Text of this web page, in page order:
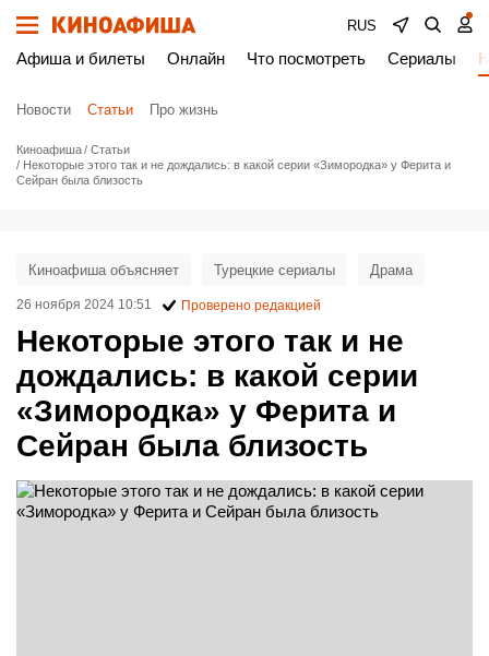
RUS
Афиша и билеты Онлайн Что посмотреть Сериалы
Новости Статьи Про жизнь
Киноафиша
Статьи
Некоторые этого так и не дождались: в какой серии «Зимородка» у Ферита и
Сейран была близость
Некоторые этого так и не
дождались: в какой серии
«Зимородка» у Ферита и
Сейран была близость
Киноафиша объясняет Турецкие сериалы Драма
26 ноября 2024 10:51 Проверено редакцией